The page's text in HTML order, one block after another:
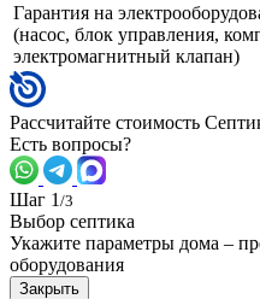
Гарантия на
(насос, блок управления,
электромагнитный клапан)
Рассчитайте стоимость
Есть вопросы?
Шаг 1 /3
Выбор септика
Укажите параметры дома –
оборудования
Закрыть